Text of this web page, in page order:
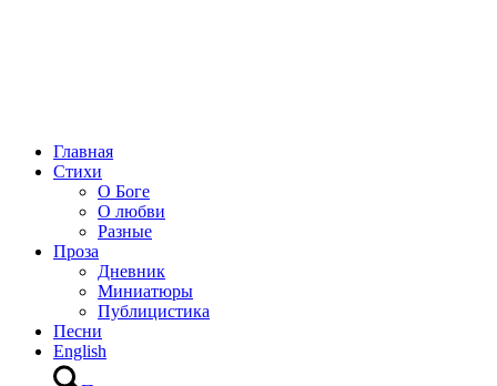
Главная
Стихи
О Боге
О любви
Разные
Проза
Дневник
Миниатюры
Публицистика
Песни
English